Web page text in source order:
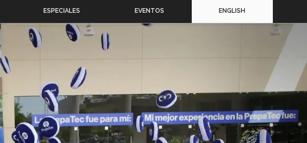
ESPECIALES EVENTOS ENGLISH